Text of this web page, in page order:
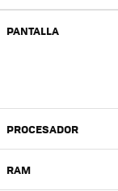
PANTALLA
PROCESADOR
RAM